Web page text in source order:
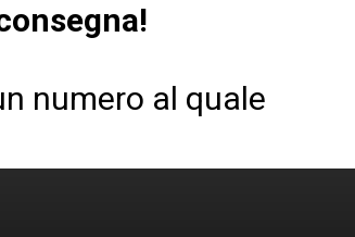
numero al quale